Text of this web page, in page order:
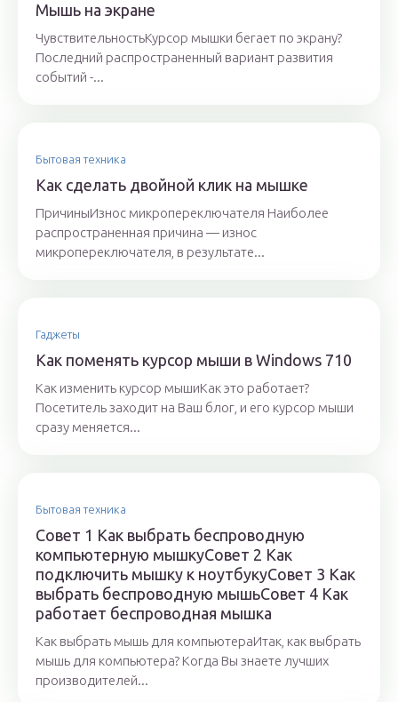
Мышь на экране
ЧувствительностьКурсор мышки бегает по экрану?
Последний распространенный вариант развития
событий -...
Бытовая техника
Как сделать двойной клик на мышке
ПричиныИзнос микропереключателя Наиболее
распространенная причина — износ
микропереключателя, в результате...
Гаджеты
Как поменять курсор мыши в Windows 710
Как изменить курсор мышиКак это работает?
Посетитель заходит на Ваш блог, и его курсор мыши
сразу меняется...
Бытовая техника
Совет 1 Как выбрать беспроводную
компьютерную мышкуСовет 2 Как
подключить мышку к ноутбукуСовет 3 Как
выбрать беспроводную мышьСовет 4 Как
работает беспроводная мышка
Как выбрать мышь для компьютераИтак, как выбрать
мышь для компьютера? Когда Вы знаете лучших
производителей...